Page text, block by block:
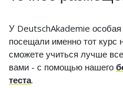
У DeutschAkademie
посещали именно тот курс
сможете учиться лучше
вами - с помощью нашего
теста.